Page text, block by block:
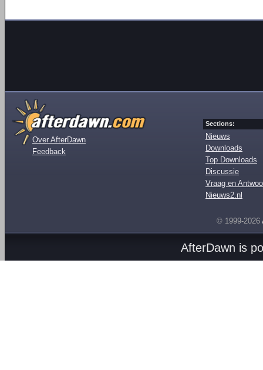
Over AfterDawn
Feedback
Sections:
Nieuws
Downloads
Top Downloads
Discussie
Vraag en
Nieuws2.nl
© 1999-2026
AfterDawn is